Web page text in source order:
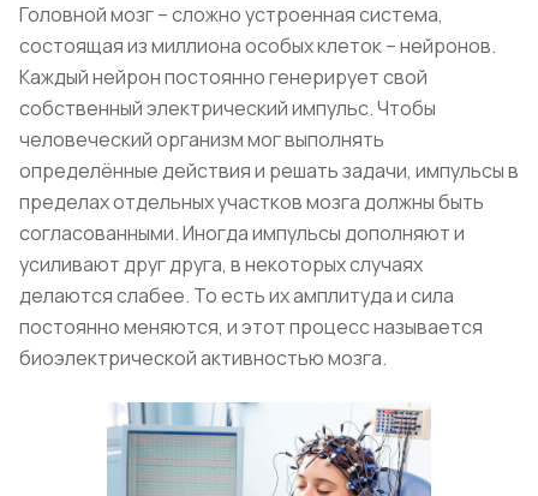
Головной мозг – сложно устроенная система,
состоящая из миллиона особых клеток – нейронов.
Каждый нейрон постоянно генерирует свой
собственный электрический импульс. Чтобы
человеческий организм мог выполнять
определённые действия и решать задачи, импульсы в
пределах отдельных участков мозга должны быть
согласованными. Иногда импульсы дополняют и
усиливают друг друга, в некоторых случаях
делаются слабее. То есть их амплитуда и сила
постоянно меняются, и этот процесс называется
биоэлектрической активностью мозга.